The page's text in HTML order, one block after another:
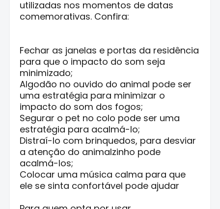
utilizadas nos momentos de datas
comemorativas. Confira:
Fechar as janelas e portas da residência
para que o impacto do som seja
minimizado;
Algodão no ouvido do animal pode ser
uma estratégia para minimizar o
impacto do som dos fogos;
Segurar o pet no colo pode ser uma
estratégia para acalmá-lo;
Distraí-lo com brinquedos, para desviar
a atenção do animalzinho pode
acalmá-los;
Colocar uma música calma para que
ele se sinta confortável pode ajudar